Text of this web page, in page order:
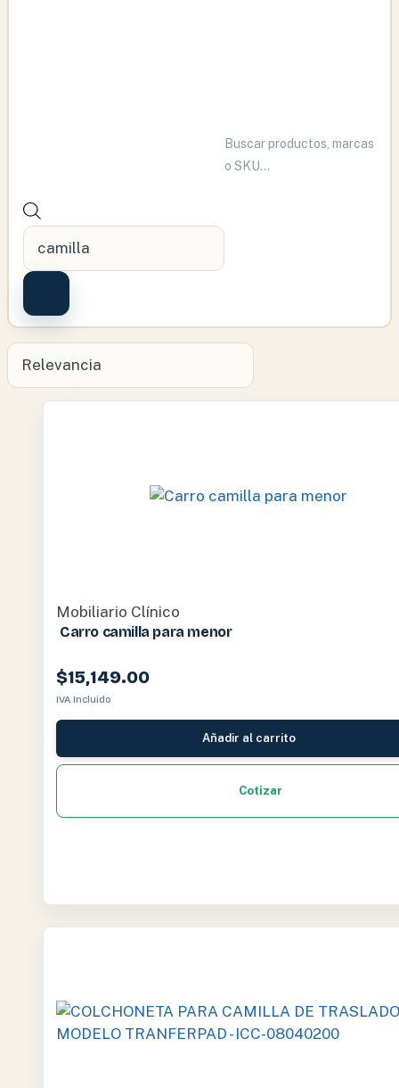
Búsqueda
de
productos
Mobiliario Clínico
Carro camilla para menor
$15,149.00
IVA Incluido
Añadir al carrito
Cotizar